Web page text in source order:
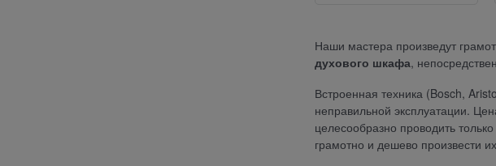
Наши мастера произведут
духового шкафа,
Встроенная техника (Bosch,
неправильной эксплуатации.
целесообразно проводить
грамотно и дешево произвести